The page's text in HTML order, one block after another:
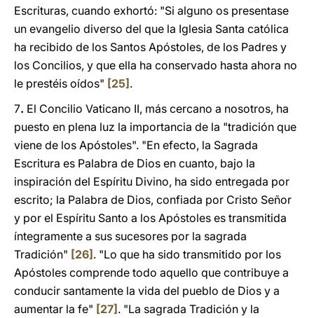
Escrituras, cuando exhortó: "Si alguno os presentase
un evangelio diverso del que la Iglesia Santa católica
ha recibido de los Santos Apóstoles, de los Padres y
los Concilios, y que ella ha conservado hasta ahora no
le prestéis oídos" [25] .
7. El Concilio Vaticano II, más cercano a nosotros, ha
puesto en plena luz la importancia de la "tradición que
viene de los Apóstoles". "En efecto, la Sagrada
Escritura es Palabra de Dios en cuanto, bajo la
inspiración del Espíritu Divino, ha sido entregada por
escrito; la Palabra de Dios, confiada por Cristo Señor
y por el Espíritu Santo a los Apóstoles es transmitida
íntegramente a sus sucesores por la sagrada
Tradición" [26] . "Lo que ha sido transmitido por los
Apóstoles comprende todo aquello que contribuye a
conducir santamente la vida del pueblo de Dios y a
aumentar la fe" [27] . "La sagrada Tradición y la